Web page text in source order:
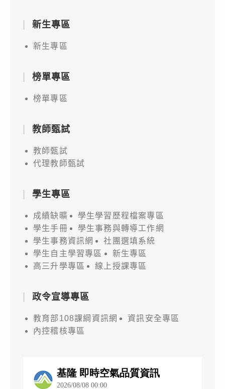
新生專區
新生專區
榜單專區
榜單專區
教師甄試
教師甄試
代理教師甄試
學生專區
成績缺曠
學生學習歷程檔案專區
學生手冊
學生事務與轉導工作網
學生事務資訊網
社團選填系統
學生自主學習專區
新生專區
高三升學專區
線上授課專區
政令宣導專區
教育部108課綱資訊網
資訊安全專區
內控稽核專區